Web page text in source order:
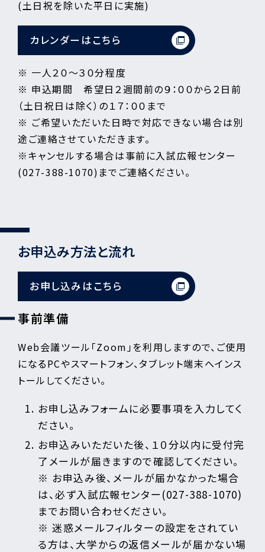
(土日祝を除いた平日に実施)
カレンダーはこちら
※ 一人２０～３０分程度
※ 申込期間 希望日２週間前の９：００から２日前
（土日祝日は除く）の１７：００まで
※ ご希望いただいた日時で対応できない場合は別
途ご連絡させていただきます。
※キャンセルする場合は事前に入試広報センター
(027-388-1070)までご連絡ください。
お申込み方法と流れ
お申し込みはこちら
事前準備
Web会議ツール「Zoom」を利用しますので、ご使用
になるPCやスマートフォン、タブレット端末へインス
トールしてください。
お申し込みフォームに必要事項を入力してく
ださい。
お申込みいただいた後、１０分以内に受付完
了メールが届きますので確認してください。
※ お申込み後、メールが届かなかった場合
は、必ず入試広報センター(027-388-1070)
までお問い合わせください。
※ 迷惑メールフィルターの設定をされてい
る方は、大学からの返信メールが届かない場